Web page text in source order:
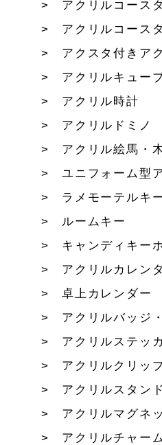
アクリルコース
アクリルコース
アクスタ付きア
アクリルキュー
アクリル時計
アクリルドミノ
アクリル絵馬・
ユニフォーム型
ラメモーテルキ
ルームキー
キャンディキー
アクリルカレン
卓上カレンダー
アクリルバッジ
アクリルステッ
アクリルクリッ
アクリルスタン
アクリルマグネ
アクリルチャー